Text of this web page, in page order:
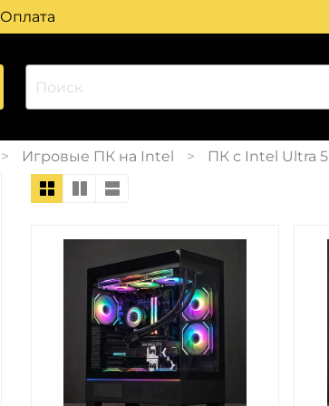
Оплата
Игровые ПК на Intel ПК с Intel Ultra 5